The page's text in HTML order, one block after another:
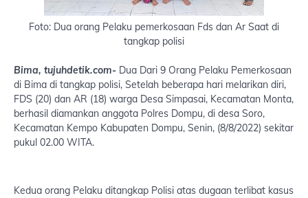
Foto: Dua orang Pelaku pemerkosaan Fds dan Ar Saat di
tangkap polisi
Bima, tujuhdetik.com- Dua Dari 9 Orang Pelaku Pemerkosaan
di Bima di tangkap polisi, Setelah beberapa hari melarikan diri,
FDS (20) dan AR (18) warga Desa Simpasai, Kecamatan Monta,
berhasil diamankan anggota Polres Dompu, di desa Soro,
Kecamatan Kempo Kabupaten Dompu, Senin, (8/8/2022) sekitar
pukul 02.00 WITA.
Kedua orang Pelaku ditangkap Polisi atas dugaan terlibat kasus